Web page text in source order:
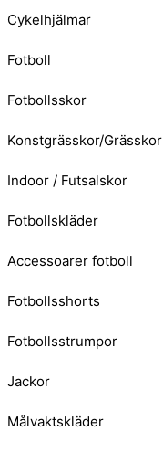
Cykelhjälmar
Fotboll
Fotbollsskor
Konstgrässkor/Grässkor
Indoor / Futsalskor
Fotbollskläder
Accessoarer fotboll
Fotbollsshorts
Fotbollsstrumpor
Jackor
Målvaktskläder